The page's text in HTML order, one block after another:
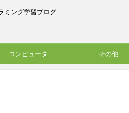
ミング学習ブログ
コンピュータ その他